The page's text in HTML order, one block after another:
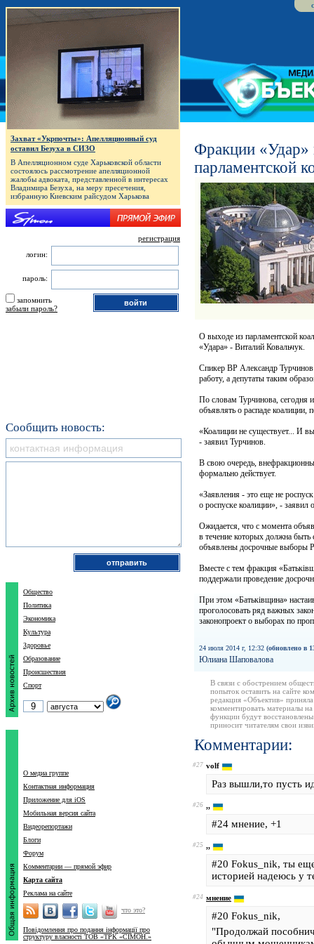
Фракции «Удар»
парламентской
О выходе из парламентской
«Удара» - Виталий Ковальчук.
Спикер ВР Александр
работу, а депутаты таким
По словам Турчинова, сегодня
объявлять о распаде коалиции,
«Коалиции не существует... И
- заявил Турчинов.
В свою очередь,
формально действует.
«Заявления - это еще не
о роспуске коалиции», - заявил
Ожидается, что с момента
в течение которых должна
объявлены досрочные выборы
Вместе с тем фракция
поддержали проведение
При этом «Батьківщина»
проголосовать ряд важных
законопроект о выборах по
24 июля 2014 г, 12:32 (обновлено в
Юлиана Шаповалова
В связи с обострением
попыток оставить на сайте
редакция «Объектив»
комментировать материалы
функции будут
приносит читателям свои
Комментарии:
#27 volf
Раз вышли,то пусть
#26 ,,
#24 мнение, +1
#25 ,,
#20 Fokus_nik, ты
историей надеюсь у
#24 мнение
#20 Fokus_nik,
"Продолжай
Захват «Укрпочты»: Апелляционный суд
оставил Безуха в СИЗО
В Апелляционном суде Харьковской области
состоялось рассмотрение апелляционной
жалобы адвоката, представленной в интересах
Владимира Безуха, на меру пресечения,
избранную Киевским райсудом Харькова
регистрация
логин:
пароль:
запомнить
забыли пароль?
Сообщить новость:
Общество
Политика
Экономика
Культура
Здоровье
Образование
Происшествия
Спорт
О медиа группе
Контактная информация
Приложение для iOS
Мобильная версия сайта
Видеорепортажи
Блоги
Форум
Комментарии — прямой эфир
Карта сайта
Реклама на сайте
что это?
Повідомлення про подання інформації про
структуру власності ТОВ «ТРК «СІМОН.»